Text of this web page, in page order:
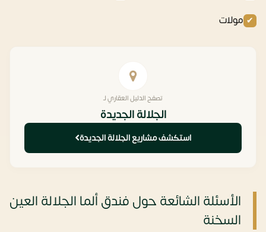
مولات
تصفح الدليل العقاري لـ
الجلالة الجديدة
استكشف مشاريع الجلالة الجديدة
الأسئلة الشائعة حول فندق ألما الجلالة العين
السخنة